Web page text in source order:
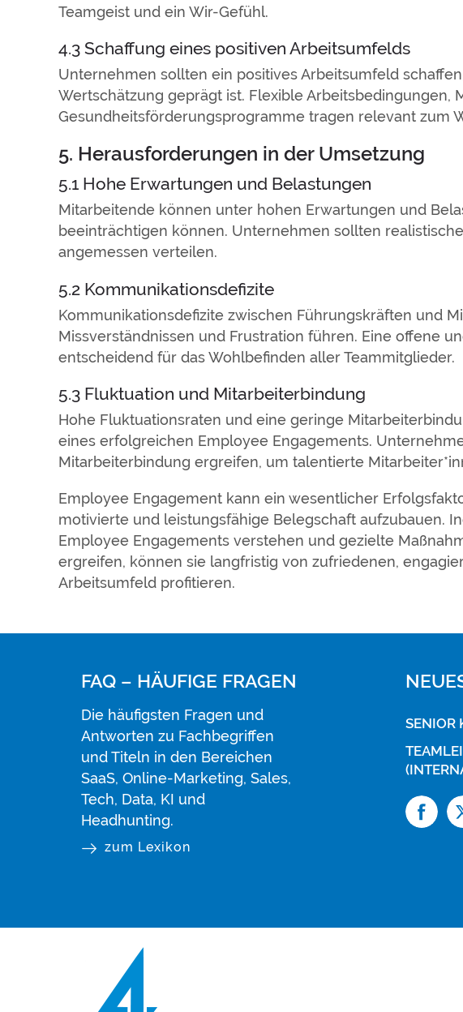
Teamgeist und ein Wir-Gefühl.
4.3 Schaffung eines positiven Arbeitsumfelds
Unternehmen sollten ein positives Arbeitsumfeld
Wertschätzung geprägt ist. Flexible Arbeitsbedingungen,
Gesundheitsförderungsprogramme tragen relevant zum
5. Herausforderungen in der Umsetzung
5.1 Hohe Erwartungen und Belastungen
Mitarbeitende können unter hohen Erwartungen und
beeinträchtigen können. Unternehmen sollten
angemessen verteilen.
5.2 Kommunikationsdefizite
Kommunikationsdefizite zwischen Führungskräften und
Missverständnissen und Frustration führen. Eine offene
entscheidend für das Wohlbefinden aller Teammitglieder.
5.3 Fluktuation und Mitarbeiterbindung
Hohe Fluktuationsraten und eine geringe
eines erfolgreichen Employee Engagements.
Mitarbeiterbindung ergreifen, um talentierte
Employee Engagement kann ein wesentlicher
motivierte und leistungsfähige Belegschaft aufzubauen.
Employee Engagements verstehen und gezielte
ergreifen, können sie langfristig von zufriedenen,
Arbeitsumfeld profitieren.
FAQ – HÄUFIGE FRAGEN
Die häufigsten Fragen und
Antworten zu Fachbegriffen
und Titeln in den Bereichen
SaaS, Online-Marketing, Sales,
Tech, Data, KI und
Headhunting.
zum Lexikon
SENIOR